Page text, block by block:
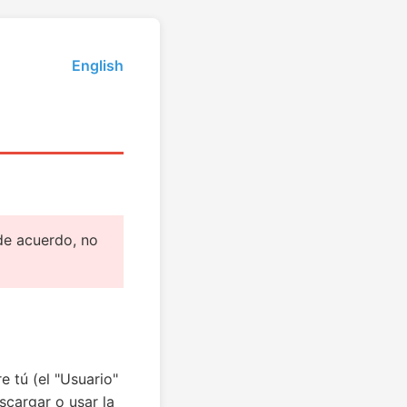
English
acuerdo, no
tú (el "Usuario"
o usar la